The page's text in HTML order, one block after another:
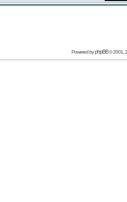
Powered byphpBB© 2001,